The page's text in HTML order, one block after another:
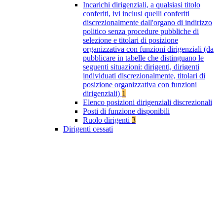
Incarichi dirigenziali, a qualsiasi titolo
conferiti, ivi inclusi quelli conferiti
discrezionalmente dall'organo di indirizzo
politico senza procedure pubbliche di
selezione e titolari di posizione
organizzativa con funzioni dirigenziali (da
pubblicare in tabelle che distinguano le
seguenti situazioni: dirigenti, dirigenti
individuati discrezionalmente, titolari di
posizione organizzativa con funzioni
dirigenziali) 1
Elenco posizioni dirigenziali discrezionali
Posti di funzione disponibili
Ruolo dirigenti 3
Dirigenti cessati